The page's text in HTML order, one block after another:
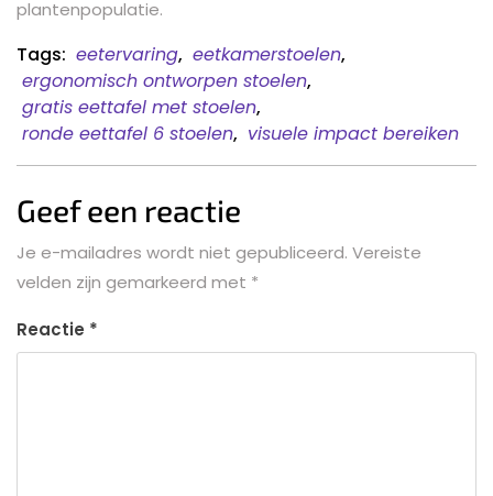
plantenpopulatie.
Tags: eetervaring, eetkamerstoelen,
ergonomisch ontworpen stoelen,
gratis eettafel met stoelen,
ronde eettafel 6 stoelen, visuele impact bereiken
Geef een reactie
Je e-mailadres wordt niet gepubliceerd. Vereiste
velden zijn gemarkeerd met *
Reactie *